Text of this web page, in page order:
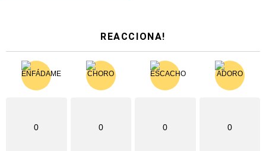
REACCIONA!
0 0 0 0